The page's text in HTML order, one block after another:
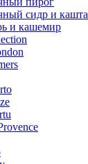
сидр и
и кашемир